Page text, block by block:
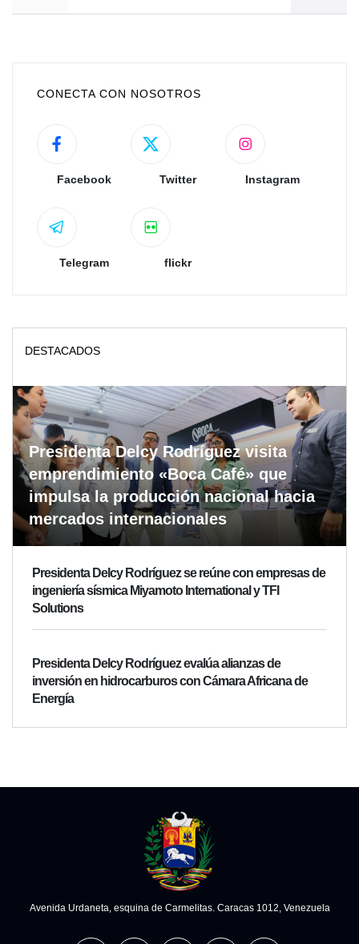
CONECTA CON NOSOTROS
Facebook Twitter Instagram
Telegram flickr
DESTACADOS
Presidenta Delcy Rodríguez visita
emprendimiento «Boca Café» que
impulsa la producción nacional hacia
mercados internacionales
Presidenta Delcy Rodríguez se reúne con empresas de
ingeniería sísmica Miyamoto International y TFI
Solutions
Presidenta Delcy Rodríguez evalúa alianzas de
inversión en hidrocarburos con Cámara Africana de
Energía
Avenida Urdaneta, esquina de Carmelitas. Caracas 1012, Venezuela